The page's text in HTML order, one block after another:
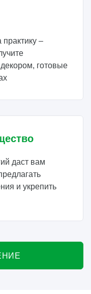
–
готовые
даст вам
и укрепить